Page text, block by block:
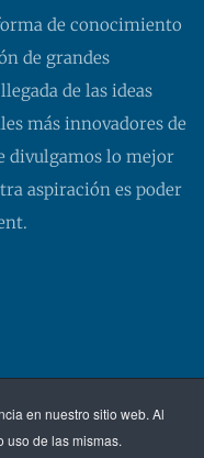
en nuestro sitio web. Al
uso de las mismas.
de conocimiento
de grandes
de las ideas
más innovadores de
divulgamos lo mejor
aspiración es poder